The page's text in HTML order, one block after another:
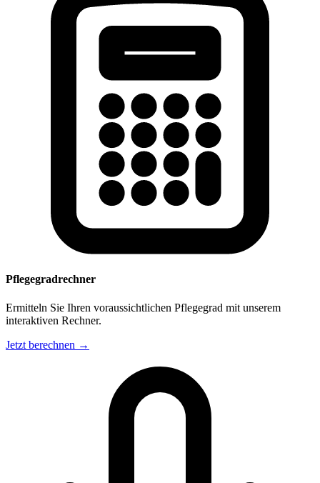
Pflegegradrechner
Ermitteln Sie Ihren voraussichtlichen Pflegegrad mit unserem
interaktiven Rechner.
Jetzt berechnen →